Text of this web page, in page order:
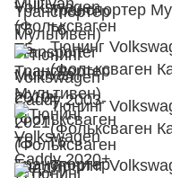
Транспортер
Тюнинг
(Фольксваген
Тюнинг
(Фольксваген
Тюнинг